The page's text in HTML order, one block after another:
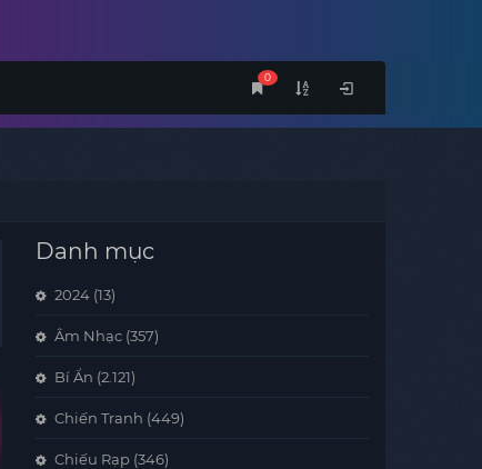
0
Danh mục
2024 (13)
Âm Nhạc (357)
Bí Ẩn (2.121)
Chiến Tranh (449)
Chiếu Rạp (346)